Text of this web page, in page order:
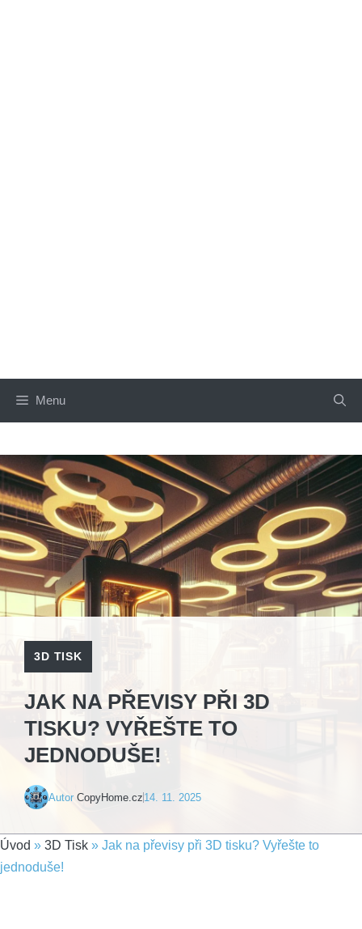
Menu
3D TISK
JAK NA PŘEVISY PŘI 3D
TISKU? VYŘEŠTE TO
JEDNODUŠE!
Autor CopyHome.cz 14. 11. 2025
Úvod » 3D Tisk » Jak na převisy při 3D tisku? Vyřešte to
jednoduše!